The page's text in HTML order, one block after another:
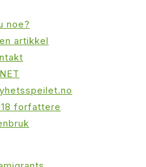
noe?
artikkel
forfattere